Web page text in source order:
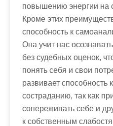
повышению энергии на
Кроме этих
способность к
Она учит нас
без судебных оценок,
понять себя и свои
развивает способность
состраданию, так как
сопереживать себе и
к собственным